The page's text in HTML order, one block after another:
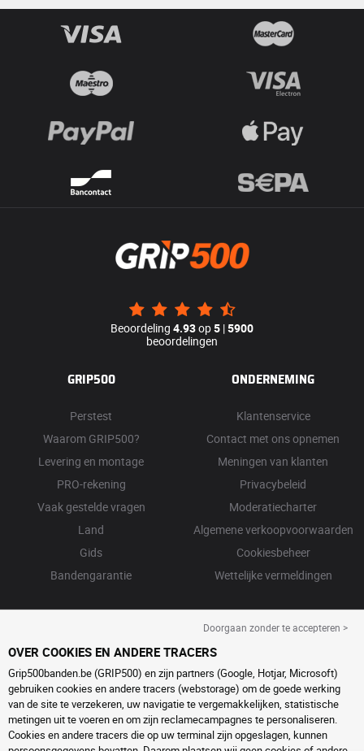
Beoordeling 4.93op5 |5900
beoordelingen
GRIP500
Perstest
Waarom GRIP500?
Levering en montage
PRO-rekening
Vaak gestelde vragen
Land
Gids
Bandengarantie
ONDERNEMING
Klantenservice
Contact met ons opnemen
Meningen van klanten
Privacybeleid
Moderatiecharter
Algemene verkoopvoorwaarden
Cookiesbeheer
Wettelijke vermeldingen
Doorgaan zonder te accepteren >
OVER COOKIES EN ANDERE TRACERS
Grip500banden.be (GRIP500) en zijn partners (Google, Hotjar, Microsoft)
gebruiken cookies en andere tracers (webstorage) om de goede werking
van de site te verzekeren, uw navigatie te vergemakkelijken, statistische
metingen uit te voeren en om zijn reclamecampagnes te personaliseren.
Cookies en andere tracers die op uw terminal zijn opgeslagen, kunnen